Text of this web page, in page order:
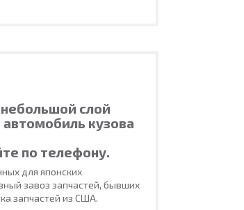
слой
кузова
по телефону.
для японских
завоз запчастей, бывших
запчастей из США.